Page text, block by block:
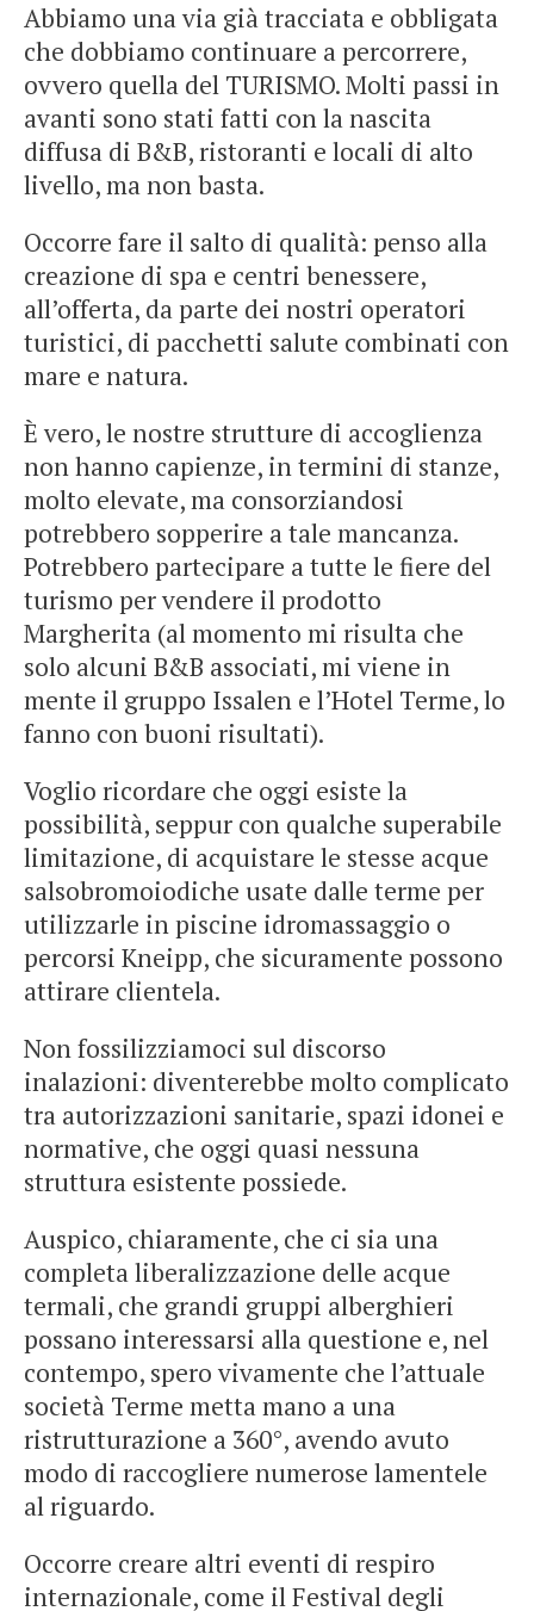
Abbiamo una via già tracciata e obbligata
che dobbiamo continuare a percorrere,
ovvero quella del TURISMO. Molti passi in
avanti sono stati fatti con la nascita
diffusa di B&B, ristoranti e locali di alto
livello, ma non basta.
Occorre fare il salto di qualità: penso alla
creazione di spa e centri benessere,
all’offerta, da parte dei nostri operatori
turistici, di pacchetti salute combinati con
mare e natura.
È vero, le nostre strutture di accoglienza
non hanno capienze, in termini di stanze,
molto elevate, ma consorziandosi
potrebbero sopperire a tale mancanza.
Potrebbero partecipare a tutte le fiere del
turismo per vendere il prodotto
Margherita (al momento mi risulta che
solo alcuni B&B associati, mi viene in
mente il gruppo Issalen e l’Hotel Terme, lo
fanno con buoni risultati).
Voglio ricordare che oggi esiste la
possibilità, seppur con qualche superabile
limitazione, di acquistare le stesse acque
salsobromoiodiche usate dalle terme per
utilizzarle in piscine idromassaggio o
percorsi Kneipp, che sicuramente possono
attirare clientela.
Non fossilizziamoci sul discorso
inalazioni: diventerebbe molto complicato
tra autorizzazioni sanitarie, spazi idonei e
normative, che oggi quasi nessuna
struttura esistente possiede.
Auspico, chiaramente, che ci sia una
completa liberalizzazione delle acque
termali, che grandi gruppi alberghieri
possano interessarsi alla questione e, nel
contempo, spero vivamente che l’attuale
società Terme metta mano a una
ristrutturazione a 360°, avendo avuto
modo di raccogliere numerose lamentele
al riguardo.
Occorre creare altri eventi di respiro
internazionale, come il Festival degli